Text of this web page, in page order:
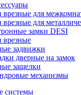
врезные для
врезные для
замки DESI
врезные
задвижки
дверные на замок
защелки
механизмы
системы